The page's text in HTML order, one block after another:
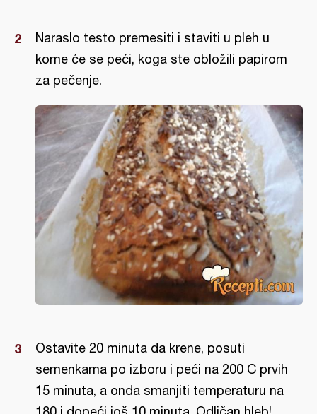
Naraslo testo premesiti i staviti u pleh u
kome će se peći, koga ste obložili papirom
za pečenje.
Ostavite 20 minuta da krene, posuti
semenkama po izboru i peći na 200 C prvih
15 minuta, a onda smanjiti temperaturu na